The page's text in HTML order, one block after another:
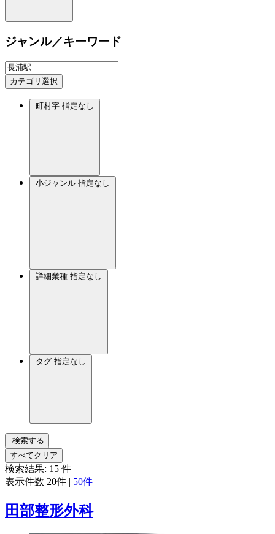
ジャンル／キーワード
カテゴリ選択
町村字 指定なし
小ジャンル 指定なし
詳細業種 指定なし
タグ 指定なし
検索する
すべてクリア
検索結果: 15 件
表示件数 20件 | 50件
田部整形外科